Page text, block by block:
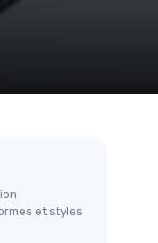
et styles